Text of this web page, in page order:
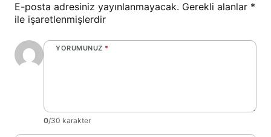
E-posta adresiniz yayınlanmayacak. Gerekli alanlar *
ile işaretlenmişlerdir
YORUMUNUZ *
0/30 karakter